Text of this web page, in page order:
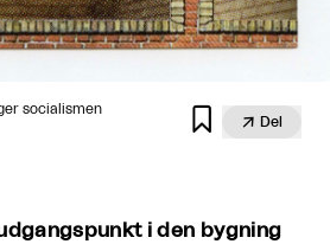
socialismen
  Del
i den bygning